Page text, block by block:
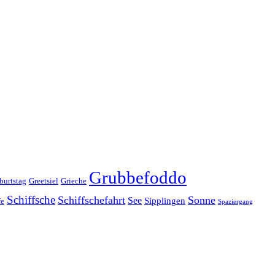
Greetsiel Grieche Grubbefoddo
Schiffsche Schiffschefahrt See Sipplingen Sonne Spaziergang